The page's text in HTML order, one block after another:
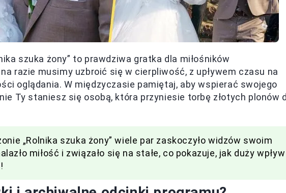
szuka żony” to prawdziwa gratka dla miłośników
razie musimy uzbroić się w cierpliwość, z upływem czasu na
oglądania. W międzyczasie pamiętaj, aby wspierać swojego
Ty staniesz się osobą, która przyniesie torbę złotych plonów
„Rolnika szuka żony” wiele par zaskoczyło widzów swoim
miłość i związało się na stałe, co pokazuje, jak duży wpływ